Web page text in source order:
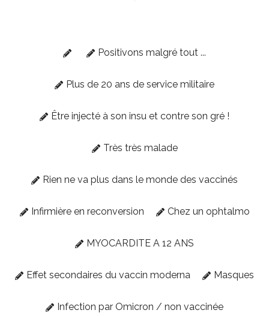
Positivons malgré tout ...
Plus de 20 ans de service militaire
Être injecté à son insu et contre son gré !
Très très malade
Rien ne va plus dans le monde des vaccinés
Infirmière en reconversion Chez un ophtalmo
MYOCARDITE A 12 ANS
Effet secondaires du vaccin moderna Masques
Infection par Omicron / non vaccinée